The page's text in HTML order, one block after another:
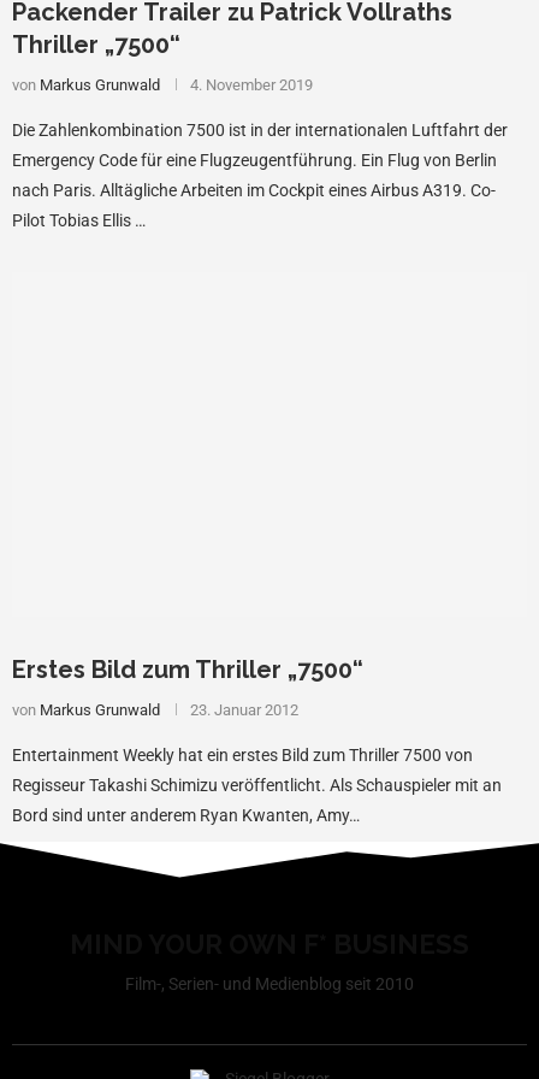
Packender Trailer zu Patrick Vollraths
Thriller „7500“
von Markus Grunwald 4. November 2019
Die Zahlenkombination 7500 ist in der internationalen Luftfahrt der
Emergency Code für eine Flugzeugentführung. Ein Flug von Berlin
nach Paris. Alltägliche Arbeiten im Cockpit eines Airbus A319. Co-
Pilot Tobias Ellis …
Erstes Bild zum Thriller „7500“
von Markus Grunwald 23. Januar 2012
Entertainment Weekly hat ein erstes Bild zum Thriller 7500 von
Regisseur Takashi Schimizu veröffentlicht. Als Schauspieler mit an
Bord sind unter anderem Ryan Kwanten, Amy…
Film-, Serien- und Medienblog seit 2010